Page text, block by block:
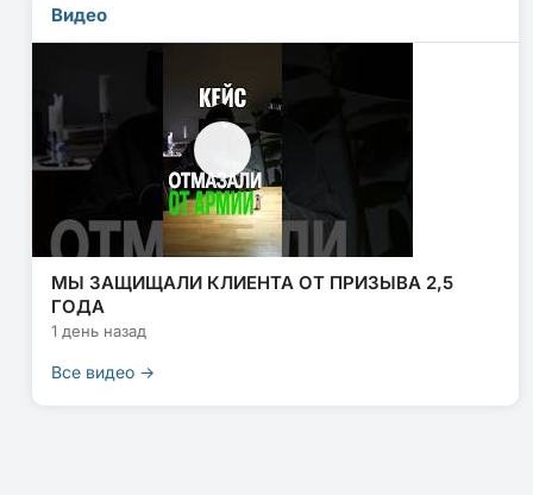
Видео
МЫ ЗАЩИЩАЛИ КЛИЕНТА ОТ ПРИЗЫВА 2,5
ГОДА
1 день назад
Все видео →